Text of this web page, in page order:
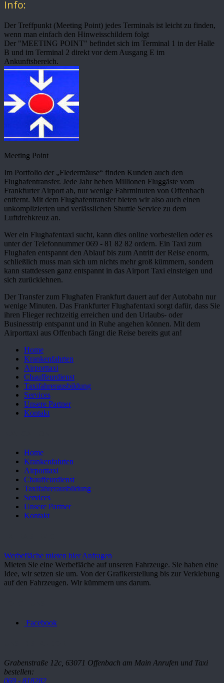
Info:
Der Treffpunkt (Meeting Point) jedes Terminals ist leicht zu finden,
wenn man einfach den Hinweisschildern folgt
Der "MEETING POINT" befindet sich im Terminal 1 in der Halle
B und im Terminal 2 direkt vor dem Ausgang E im
Ankunftsbereich.
Meeting Point
Im Portfolio der „Fledermäuse“ finden Kunden auch den
Flughafentransfer. Jede Jahr heben Millionen Fluggäste vom
Frankfurter Airport ab, nur wenige Fahrminuten von Offenbach
entfernt. Mit dem Flughafentransfer bieten wir also auch einen
unkomplizierten und verlässlichen Shuttle Service zu dem
Luftdrehkreuz an.
Wer ein Flughafentaxi sucht, kann dies online vorbestellen oder es
unter der Telefonnummer 069 - 81 82 82 ordern. Ein Taxi zum
Flughafen entspannt den Ablauf bis zum Antritt der Reise enorm,
schließlich muss man sich um nichts mehr groß kümmern, sondern
kann stattdessen ganz entspannt in das Airport Taxi einsteigen und
sich zurücklehnen.
Der Transfer zum Flughafen Frankfurt dauert auf der Autobahn nur
wenige Minuten. Das Frankfurter Flughafentaxi sorgt dafür, dass Sie
ihren Flieger rechtzeitig erreichen und den Urlaubs- oder
Businesstrip entspannt und in Ruhe angehen können. Mit dem
Airporttaxi aus Offenbach fängt die Reise bereits gut an!
Home
Krankenfahrten
Airporttaxi
Chauffeurdienst
Taxifahrerausbildung
Services
Unsere Partner
Kontakt
Home
Krankenfahrten
Airporttaxi
Chauffeurdienst
Taxifahrerausbildung
Services
Unsere Partner
Kontakt
Werbefläche mieten hier Anfragen
Mieten Sie eine Werbefläche auf unseren Fahrzeuge. Sie haben eine
Idee, wir setzen sie um. Von der Grafikerstellung bis zur Verklebung
auf den Fahrzeugen. Wir kümmern uns darum.
Facebook
Grabenstraße 12c, 63071 Offenbach am Main Anrufen und Taxi
bestellen:
069 - 818282